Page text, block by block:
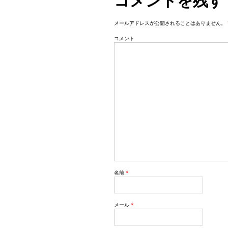
t
i
メールアドレスが公開されることはありません。
コメント
名前 *
メール *